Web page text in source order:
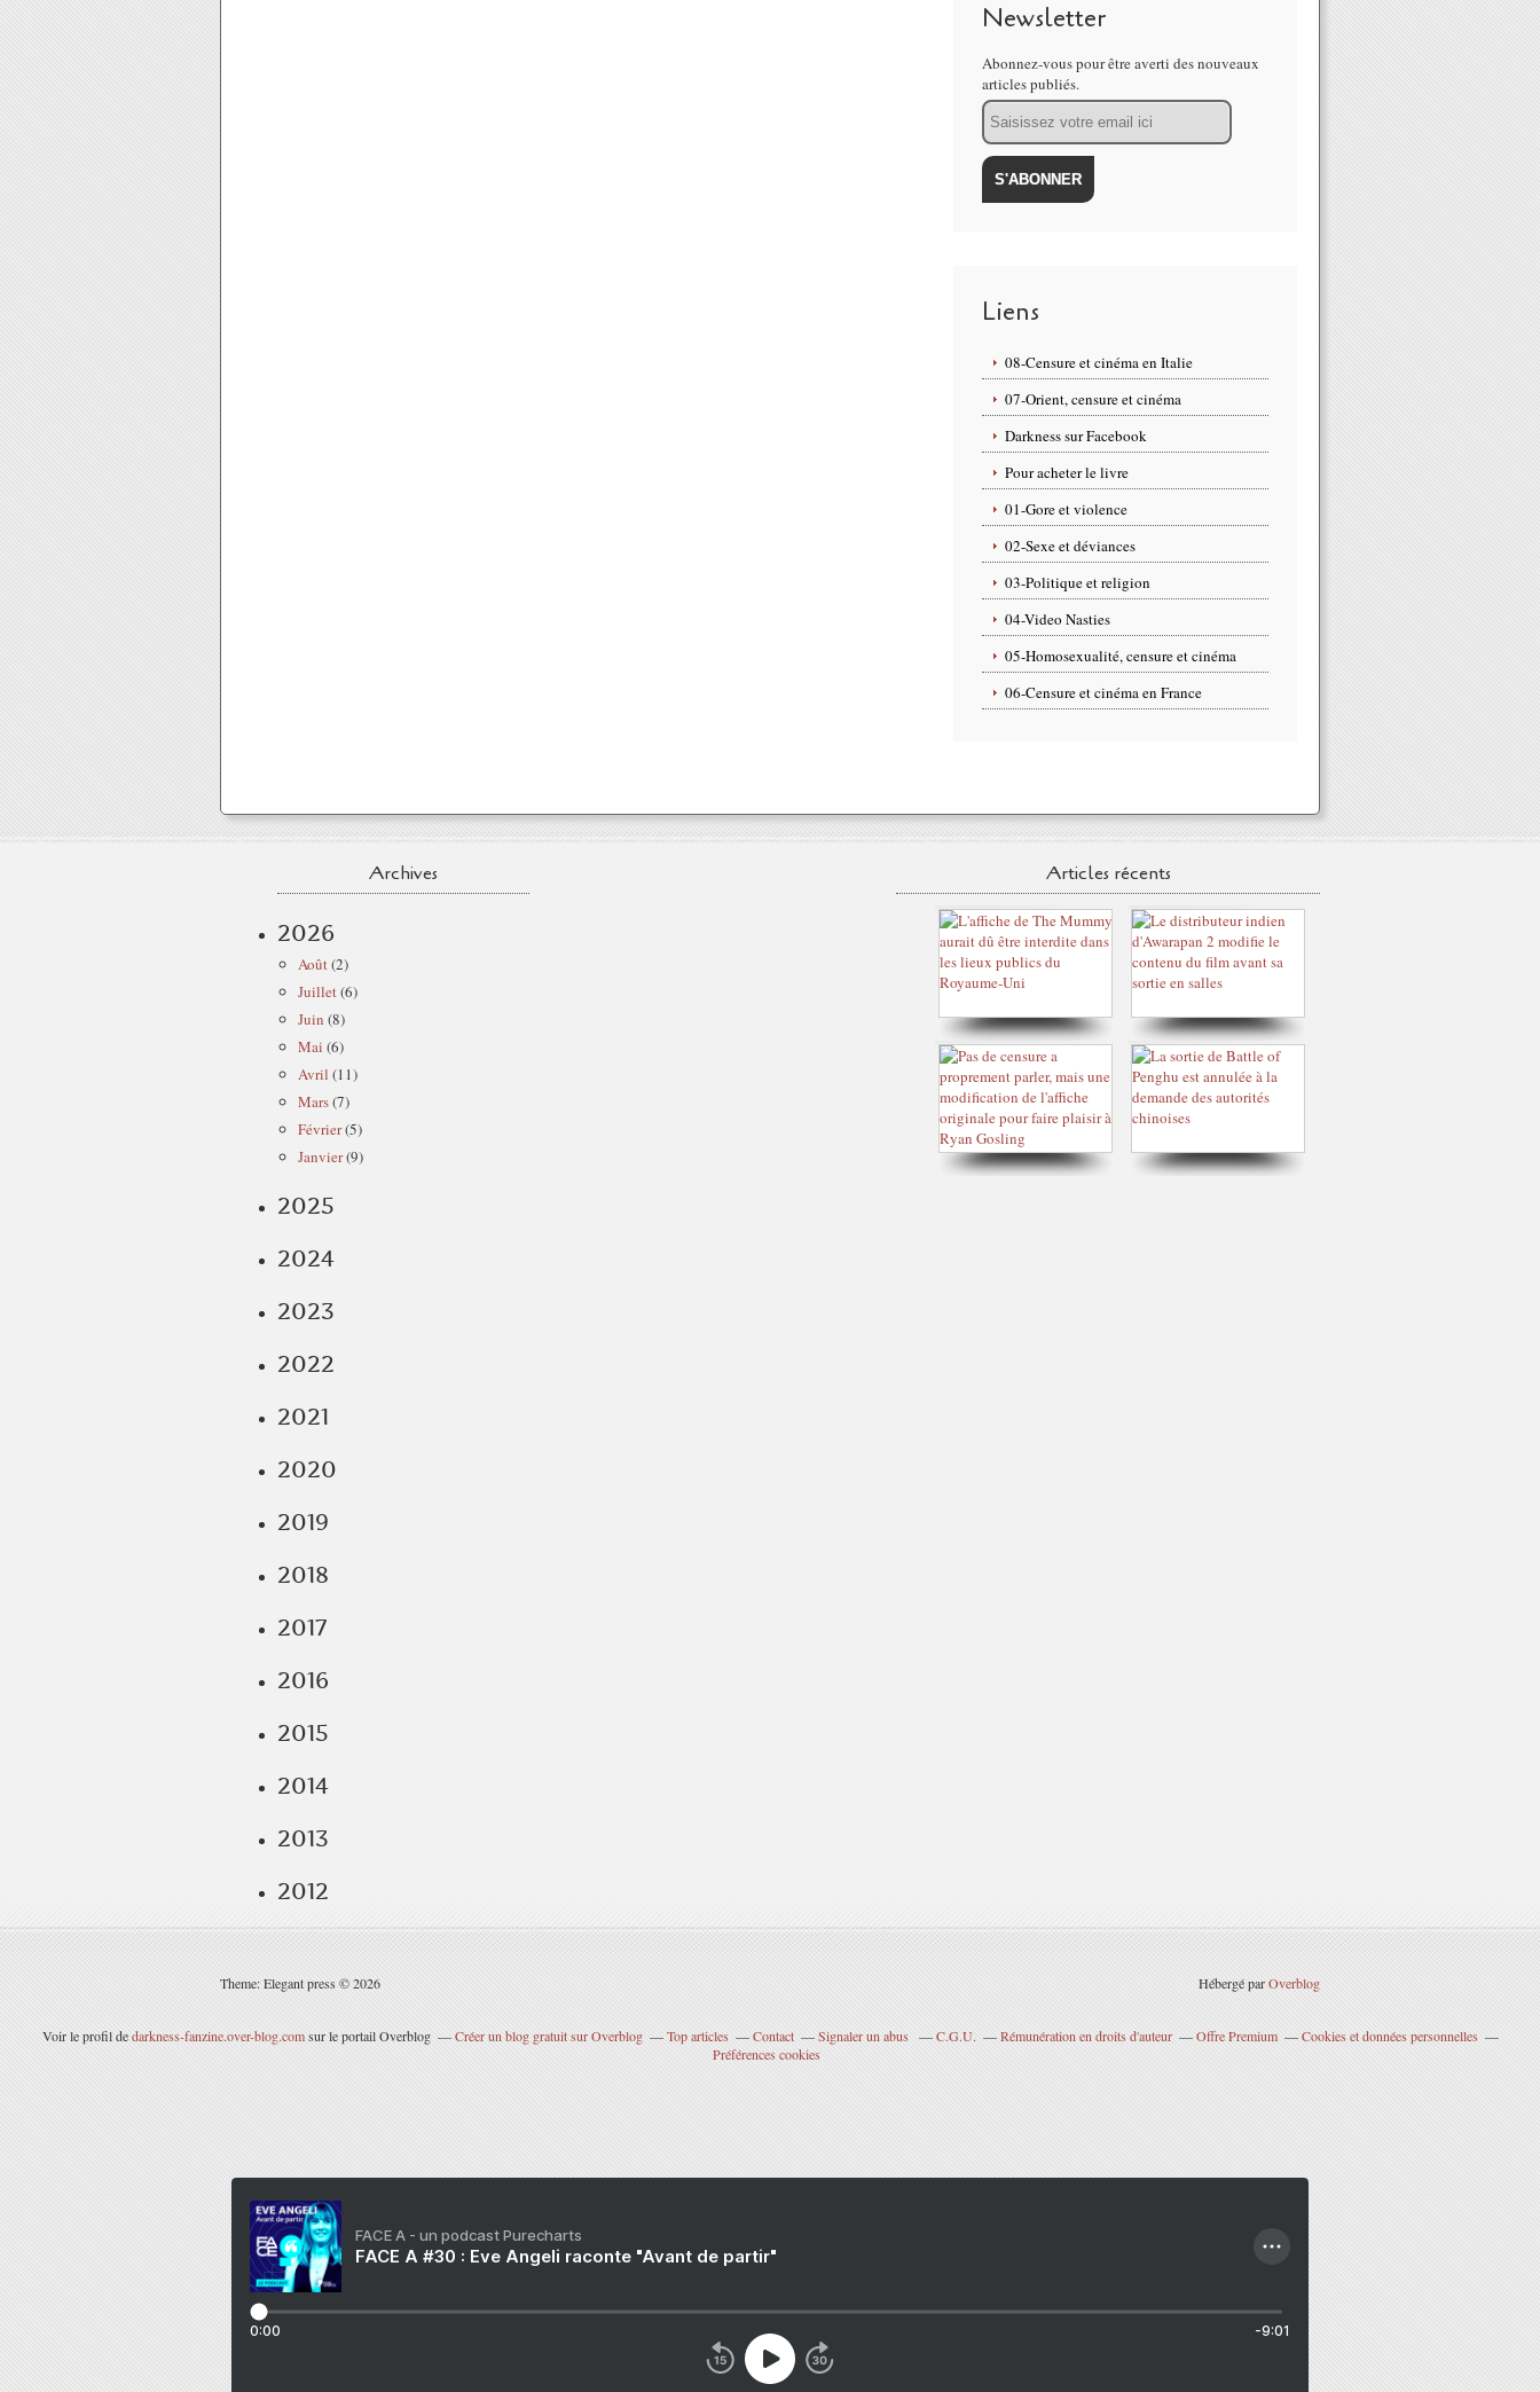
Newsletter
Abonnez-vous pour être averti des nouveaux
articles publiés.
Email
Liens
08-Censure et cinéma en Italie
07-Orient, censure et cinéma
Darkness sur Facebook
Pour acheter le livre
01-Gore et violence
02-Sexe et déviances
03-Politique et religion
04-Video Nasties
05-Homosexualité, censure et cinéma
06-Censure et cinéma en France
Archives
2026
Août(2)
Juillet(6)
Juin (8)
Mai (6)
Avril (11)
Mars(7)
Février(5)
Janvier(9)
2025
2024
2023
2022
2021
2020
2019
2018
2017
2016
2015
2014
2013
2012
Articles récents
Theme: Elegant press © 2026 Hébergé parOverblog
Voir le profil dedarkness-fanzine.over-blog.comsur le portail Overblog Créer un blog gratuit sur Overblog Top articles Contact Signaler un abus C.G.U. Rémunération en droits d'auteur Offre Premium
Cookies et données personnelles
Préférences cookies
FACE A - un podcast Purecharts
FACE A #30 : Eve Angeli raconte "Avant de partir"
0:00 -9:01